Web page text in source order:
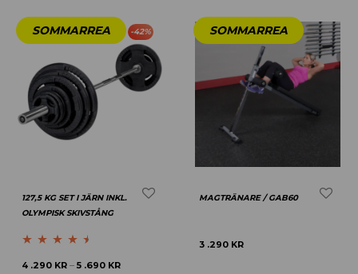
-42%
127,5 KG SET I JÄRN INKL.
OLYMPISK SKIVSTÅNG
Betygsatt
4 .290 KR – 5 .690 KR
MAGTRÄNARE / GAB60
3 .290 KR